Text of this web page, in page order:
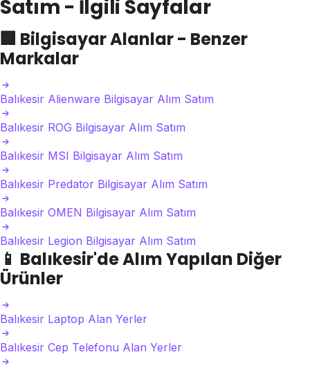
Satım - İlgili Sayfalar
🏢 Bilgisayar Alanlar - Benzer
Markalar
Balıkesir Alienware Bilgisayar Alım Satım
Balıkesir ROG Bilgisayar Alım Satım
Balıkesir MSI Bilgisayar Alım Satım
Balıkesir Predator Bilgisayar Alım Satım
Balıkesir OMEN Bilgisayar Alım Satım
Balıkesir Legion Bilgisayar Alım Satım
📱 Balıkesir'de Alım Yapılan Diğer
Ürünler
Balıkesir Laptop Alan Yerler
Balıkesir Cep Telefonu Alan Yerler